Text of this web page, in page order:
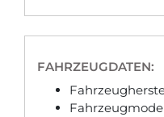
FAHRZEUGDATEN: